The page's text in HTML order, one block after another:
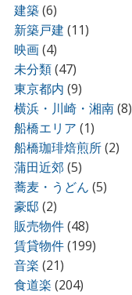
建築(6)
新築戸建 (11)
映画(4)
未分類(47)
東京都内 (9)
横浜・川崎・湘南(8)
船橋エリア (1)
船橋珈琲焙煎所(2)
蒲田近郊 (5)
蕎麦・うどん (5)
豪邸 (2)
販売物件(48)
賃貸物件(199)
音楽 (21)
食道楽 (204)